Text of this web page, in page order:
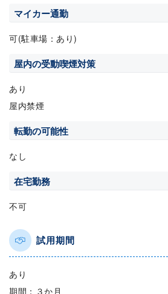
マイカー通勤
可(駐車場：あり)
屋内の受動喫煙対策
あり
屋内禁煙
転勤の可能性
なし
在宅勤務
不可
試用期間
あり
期間：３か月